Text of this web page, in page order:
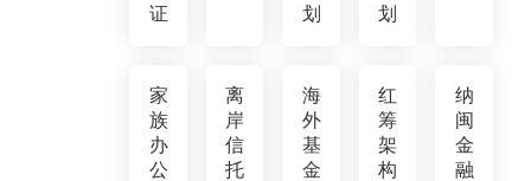
证
划
划
家
族
办
公
离
岸
信
托
海
外
基
金
红
筹
架
构
纳
闽
金
融